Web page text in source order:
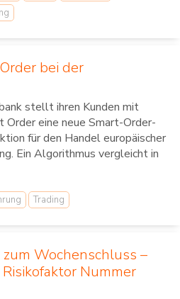
bei der
stellt ihren Kunden mit
Order eine neue Smart-Order-
für den Handel europäischer
Ein Algorithmus vergleicht in
Trading
Wochenschluss –
Nummer